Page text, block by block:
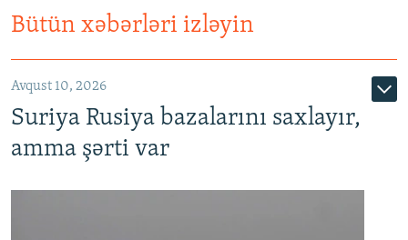
Bütün xəbərləri izləyin
Avqust 10, 2026
Suriya Rusiya bazalarını saxlayır,
amma şərti var